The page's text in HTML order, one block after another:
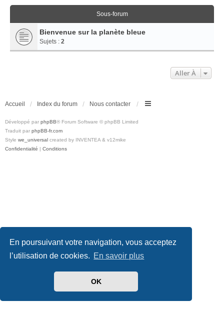
En poursuivant votre navigation, vous acceptez
l’utilisation de cookies. En savoir plus
OK
Sous-forum
Bienvenue sur la planète bleue
Sujets : 2
Aller À
Accueil Index du forum Nous contacter
Développé par phpBB® Forum Software © phpBB Limited
Traduit par phpBB-fr.com
Style we_universal created by INVENTEA & v12mike
Confidentialité | Conditions